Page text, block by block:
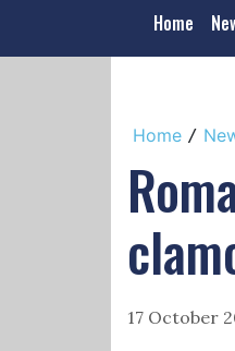
Home
Home /
17 October